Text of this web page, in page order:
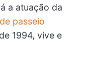
a atuação da
passeio
1994, vive e